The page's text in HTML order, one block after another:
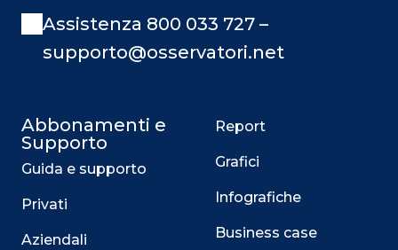
Assistenza 800 033 727 –
supporto@osservatori.net
Abbonamenti e
Supporto
Guida e supporto
Privati
Aziendali
Report
Grafici
Infografiche
Business case